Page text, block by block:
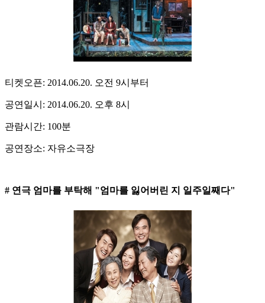
티켓오픈: 2014.06.20. 오전 9시부터
공연일시: 2014.06.20. 오후 8시
관람시간: 100분
공연장소: 자유소극장
# 연극 엄마를 부탁해 "엄마를 잃어버린 지 일주일째다"